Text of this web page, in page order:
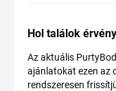
Hol találok
Az aktuális
ajánlatokat ezen az
rendszeresen